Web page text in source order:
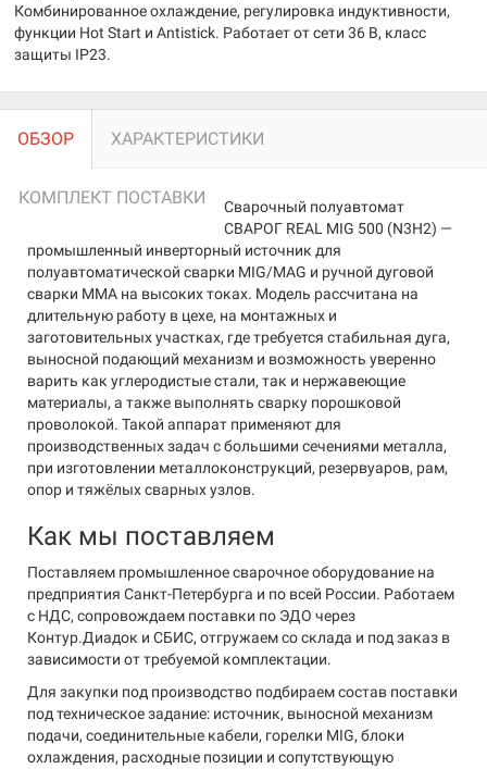
Комбинированное охлаждение, регулировка индуктивности,
функции Hot Start и Antistick. Работает от сети 36 В, класс
защиты IP23.
ОБЗОР ХАРАКТЕРИСТИКИ
КОМПЛЕКТ ПОСТАВКИ
Сварочный полуавтомат
СВАРОГ REAL MIG 500 (N3H2) —
промышленный инверторный источник для
полуавтоматической сварки MIG/MAG и ручной дуговой
сварки MMA на высоких токах. Модель рассчитана на
длительную работу в цехе, на монтажных и
заготовительных участках, где требуется стабильная дуга,
выносной подающий механизм и возможность уверенно
варить как углеродистые стали, так и нержавеющие
материалы, а также выполнять сварку порошковой
проволокой. Такой аппарат применяют для
производственных задач с большими сечениями металла,
при изготовлении металлоконструкций, резервуаров, рам,
опор и тяжёлых сварных узлов.
Как мы поставляем
Поставляем промышленное сварочное оборудование на
предприятия Санкт-Петербурга и по всей России. Работаем
с НДС, сопровождаем поставки по ЭДО через
Контур.Диадок и СБИС, отгружаем со склада и под заказ в
зависимости от требуемой комплектации.
Для закупки под производство подбираем состав поставки
под техническое задание: источник, выносной механизм
подачи, соединительные кабели, горелки MIG, блоки
охлаждения, расходные позиции и сопутствующую